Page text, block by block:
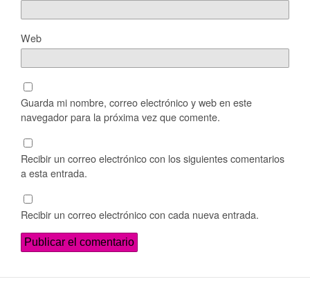
Web
Guarda mi nombre, correo electrónico y web en este
navegador para la próxima vez que comente.
Recibir un correo electrónico con los siguientes comentarios
a esta entrada.
Recibir un correo electrónico con cada nueva entrada.